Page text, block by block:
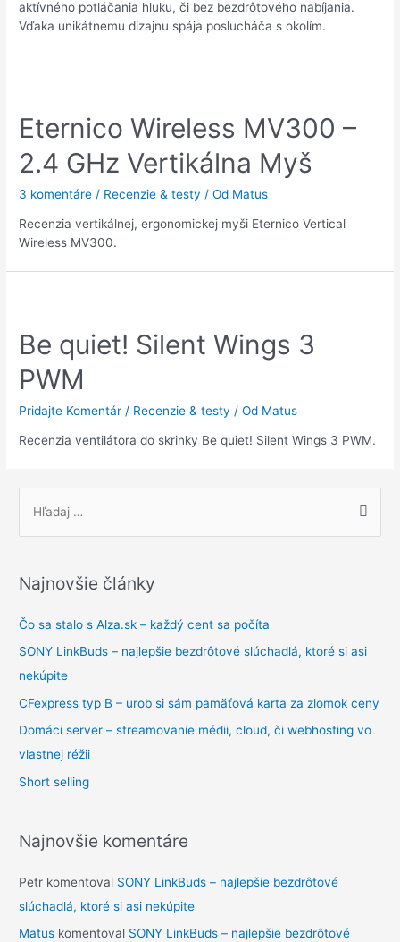
aktívného potláčania hluku, či bez bezdrôtového nabíjania.
Vďaka unikátnemu dizajnu spája poslucháča s okolím.
Eternico Wireless MV300 –
2.4 GHz Vertikálna Myš
3 komentáre / Recenzie & testy / Od Matus
Recenzia vertikálnej, ergonomickej myši Eternico Vertical
Wireless MV300.
Be quiet! Silent Wings 3
PWM
Pridajte Komentár / Recenzie & testy / Od Matus
Recenzia ventilátora do skrinky Be quiet! Silent Wings 3 PWM.
c
h
Najnovšie články
Čo sa stalo s Alza.sk – každý cent sa počíta
SONY LinkBuds – najlepšie bezdrôtové slúchadlá, ktoré si asi
nekúpite
CFexpress typ B – urob si sám pamäťová karta za zlomok ceny
Domáci server – streamovanie médii, cloud, či webhosting vo
vlastnej réžii
Short selling
Najnovšie komentáre
Petr komentoval SONY LinkBuds – najlepšie bezdrôtové
slúchadlá, ktoré si asi nekúpite
Matus komentoval SONY LinkBuds – najlepšie bezdrôtové